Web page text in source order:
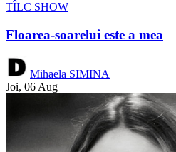
TÎLC SHOW
Floarea-soarelui este a mea
Mihaela SIMINA
Joi, 06 Aug